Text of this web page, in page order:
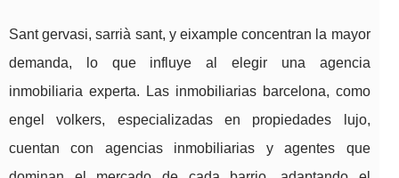
Sant gervasi, sarrià sant, y eixample concentran la mayor
demanda, lo que influye al elegir una agencia
inmobiliaria experta. Las inmobiliarias barcelona, como
engel volkers, especializadas en propiedades lujo,
cuentan con agencias inmobiliarias y agentes que